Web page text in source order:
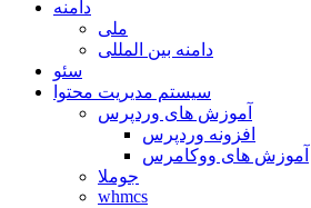
دامنه
ملی
دامنه بین المللی
سئو
سیستم مدیریت محتوا
آموزش های وردپرس
افزونه وردپرس
آموزش های ووکامرس
جوملا
whmcs